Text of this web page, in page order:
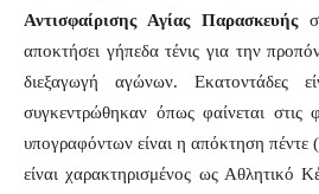
Αντισφαίρισης Αγίας Παρασκευής
αποκτήσει γήπεδα τένις για την
διεξαγωγή αγώνων. Εκατοντάδες
συγκεντρώθηκαν όπως φαίνεται στις
υπογραφόντων είναι η απόκτηση
είναι χαρακτηρισμένος ως Αθλητικό